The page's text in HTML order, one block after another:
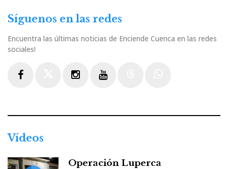
Síguenos en las redes
Encuentra las últimas noticias de Enciende Cuenca en las redes
sociales!
Vídeos
Operación Luperca